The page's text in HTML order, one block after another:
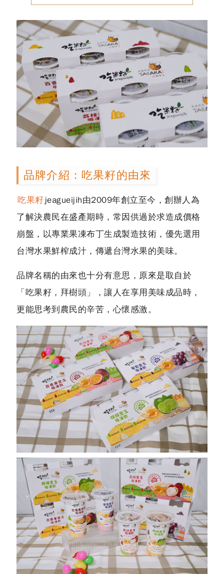
品牌介紹：吃果籽的由來
吃果籽jeagueijih由2009年創立至今，創辦人為
了解決農民在盛產期時，常因供過於求造成價格
崩盤，以專業果凍布丁生成製造技術，優先選用
台灣水果鮮榨成汁，傳遞台灣水果的美味。
品牌名稱的由來也十分有意思，原來是取自於
「吃果籽，拜樹頭」，讓人在享用美味成品時，
更能思考到農民的辛苦，心懷感激。